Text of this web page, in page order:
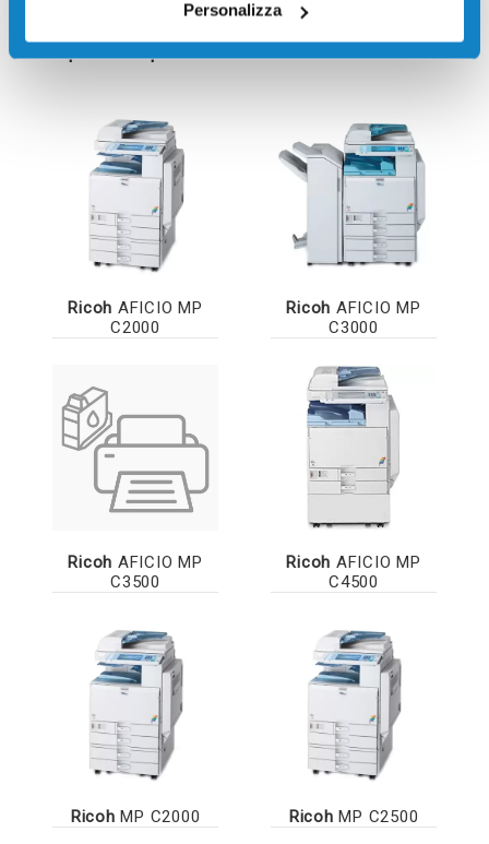
Personalizza
Ricoh AFICIO MP
C2000
Ricoh AFICIO MP
C3000
Ricoh AFICIO MP
C3500
Ricoh AFICIO MP
C4500
Ricoh MP C2000 Ricoh MP C2500